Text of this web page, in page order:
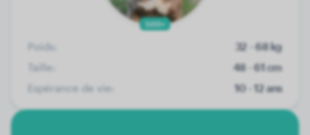
500+
Poids:
32 - 68 kg
Taille:
48 - 61 cm
Espérance de vie:
10 - 12 ans